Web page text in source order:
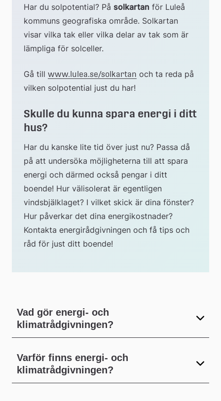
Har du solpotential? På solkartan för Luleå
kommuns geografiska område. Solkartan
visar vilka tak eller vilka delar av tak som är
lämpliga för solceller.
Gå till www.lulea.se/solkartan och ta reda på
vilken solpotential just du har!
Skulle du kunna spara energi i ditt
hus?
Har du kanske lite tid över just nu? Passa då
på att undersöka möjligheterna till att spara
energi och därmed också pengar i ditt
boende! Hur välisolerat är egentligen
vindsbjälklaget? I vilket skick är dina fönster?
Hur påverkar det dina energikostnader?
Kontakta energirådgivningen och få tips och
råd för just ditt boende!
Vad gör energi- och
klimatrådgivningen?
Varför finns energi- och
klimatrådgivningen?